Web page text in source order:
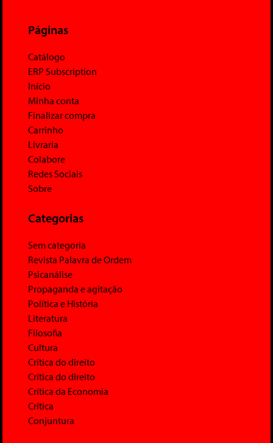
Páginas
Catálogo
ERP Subscription
Início
Minha conta
Finalizar compra
Carrinho
Livraria
Colabore
Redes Sociais
Sobre
Categorias
Sem categoria
Revista Palavra de Ordem
Psicanálise
Propaganda e agitação
Política e História
Literatura
Filosofia
Cultura
Crítica do direito
Crítica do direito
Crítica da Economia
Crítica
Conjuntura